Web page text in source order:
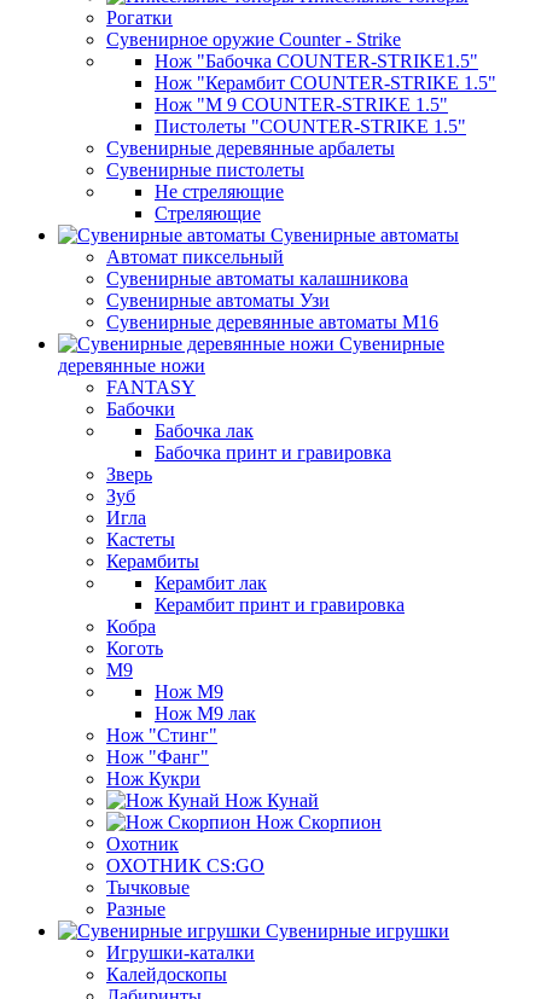
Рогатки
Сувенирное оружие Counter - Strike
Нож "Бабочка COUNTER-STRIKE1.5"
Нож "Керамбит COUNTER-STRIKE 1.5"
Нож "М 9 COUNTER-STRIKE 1.5"
Пистолеты "COUNTER-STRIKE 1.5"
Сувенирные деревянные арбалеты
Сувенирные пистолеты
Не стреляющие
Стреляющие
Сувенирные автоматы
Автомат пиксельный
Сувенирные автоматы калашникова
Сувенирные автоматы Узи
Сувенирные деревянные автоматы М16
Сувенирные
деревянные ножи
FANTASY
Бабочки
Бабочка лак
Бабочка принт и гравировка
Зверь
Зуб
Игла
Кастеты
Керамбиты
Керамбит лак
Керамбит принт и гравировка
Кобра
Коготь
М9
Нож М9
Нож М9 лак
Нож "Стинг"
Нож "Фанг"
Нож Кукри
Нож Кунай
Нож Скорпион
Охотник
ОХОТНИК CS:GO
Тычковые
Разные
Сувенирные игрушки
Игрушки-каталки
Калейдоскопы